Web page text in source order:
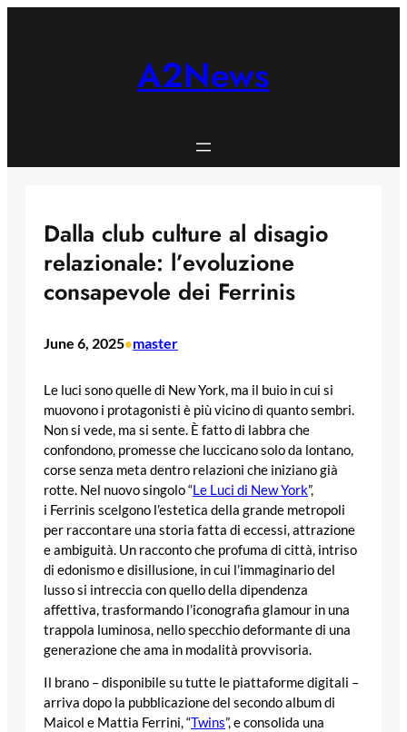
A2News
Dalla club culture al disagio
relazionale: l’evoluzione
consapevole dei Ferrinis
June 6, 2025•master
Le luci sono quelle di New York, ma il buio in cui si
muovono i protagonisti è più vicino di quanto sembri.
Non si vede, ma si sente. È fatto di labbra che
confondono, promesse che luccicano solo da lontano,
corse senza meta dentro relazioni che iniziano già
rotte. Nel nuovo singolo “Le Luci di New York”,
i Ferrinis scelgono l’estetica della grande metropoli
per raccontare una storia fatta di eccessi, attrazione
e ambiguità. Un racconto che profuma di città, intriso
di edonismo e disillusione, in cui l’immaginario del
lusso si intreccia con quello della dipendenza
affettiva, trasformando l’iconografia glamour in una
trappola luminosa, nello specchio deformante di una
generazione che ama in modalità provvisoria.
Il brano – disponibile su tutte le piattaforme digitali –
arriva dopo la pubblicazione del secondo album di
Maicol e Mattia Ferrini, “Twins”, e consolida una